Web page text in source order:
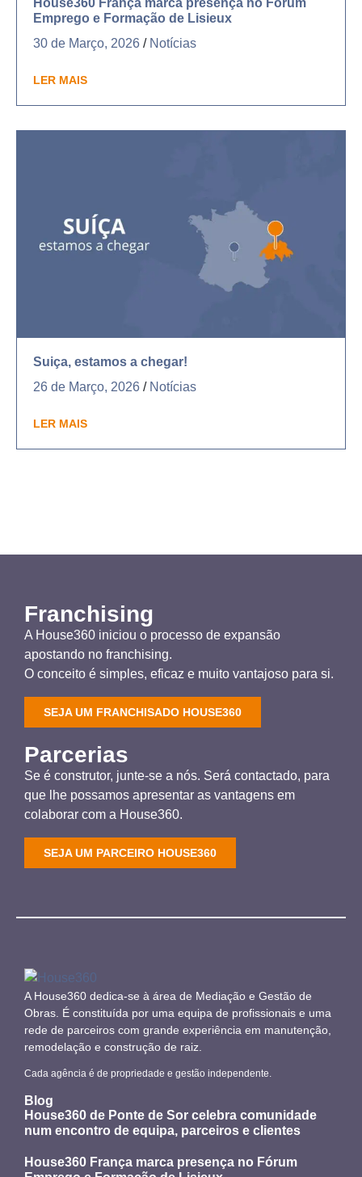
House360 França marca presença no Fórum
Emprego e Formação de Lisieux
30 de Março, 2026 / Notícias
LER MAIS
Suiça, estamos a chegar!
26 de Março, 2026 / Notícias
LER MAIS
Franchising
A House360 iniciou o processo de expansão
apostando no franchising.
O conceito é simples, eficaz e muito vantajoso para si.
SEJA UM FRANCHISADO HOUSE360
Parcerias
Se é construtor, junte-se a nós. Será contactado, para
que lhe possamos apresentar as vantagens em
colaborar com a House360.
SEJA UM PARCEIRO HOUSE360
A House360 dedica-se à área de Mediação e Gestão de
Obras. É constituída por uma equipa de profissionais e uma
rede de parceiros com grande experiência em manutenção,
remodelação e construção de raiz.
Cada agência é de propriedade e gestão independente.
Blog
House360 de Ponte de Sor celebra comunidade
num encontro de equipa, parceiros e clientes
House360 França marca presença no Fórum